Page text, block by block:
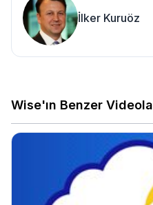
İlker Kuruöz
Wise'ın Benzer